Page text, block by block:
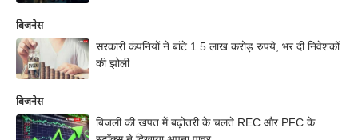
बिजनेस
सरकारी कंपनियों ने बांटे 1.5 लाख करोड़ रुपये, भर दी निवेशकों
की झोली
बिजनेस
बिजली की खपत में बढ़ोतरी के चलते REC और PFC के